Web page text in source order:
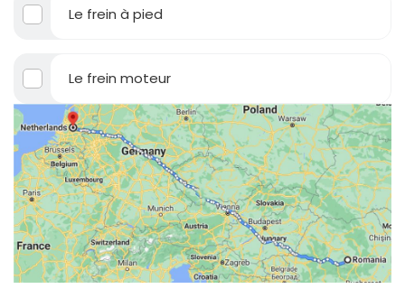
Le frein à pied
Le frein moteur